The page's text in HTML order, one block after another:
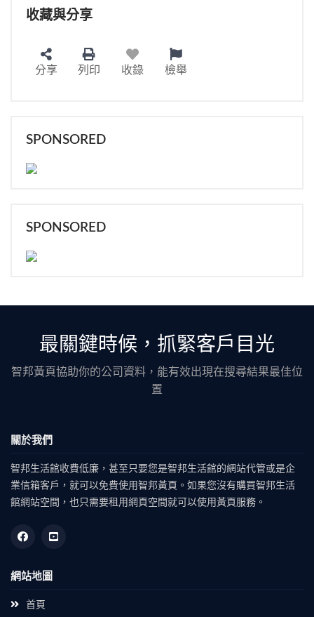
收藏與分享
分享 列印 收錄 檢舉
SPONSORED
SPONSORED
最關鍵時候，抓緊客戶目光
智邦黃頁協助你的公司資料，能有效出現在搜尋結果最佳位
置
關於我們
智邦生活館收費低廉，甚至只要您是智邦生活館的網站代管或是企
業信箱客戶，就可以免費使用智邦黃頁。如果您沒有購買智邦生活
館網站空間，也只需要租用網頁空間就可以使用黃頁服務。
網站地圖
首頁